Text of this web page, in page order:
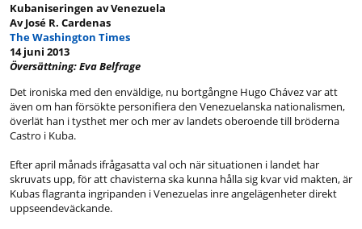
Kubaniseringen av Venezuela
Av José R. Cardenas
The Washington Times
14 juni 2013
Översättning: Eva Belfrage
Det ironiska med den enväldige, nu bortgångne Hugo Chávez var att
även om han försökte personifiera den Venezuelanska nationalismen,
överlät han i tysthet mer och mer av landets oberoende till bröderna
Castro i Kuba.
Efter april månads ifrågasatta val och när situationen i landet har
skruvats upp, för att chavisterna ska kunna hålla sig kvar vid makten, är
Kubas flagranta ingripanden i Venezuelas inre angelägenheter direkt
uppseendeväckande.